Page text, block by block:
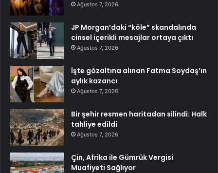
Ağustos 7, 2026
JP Morgan’daki “köle” skandalında
cinsel içerikli mesajlar ortaya çıktı
Ağustos 7, 2026
İşte gözaltına alınan Fatma Soydaş’ın
aylık kazancı
Ağustos 7, 2026
Bir şehir resmen haritadan silindi: Halk
tahliye edildi
Ağustos 7, 2026
Çin, Afrika ile Gümrük Vergisi
Muafiyeti Sağlıyor